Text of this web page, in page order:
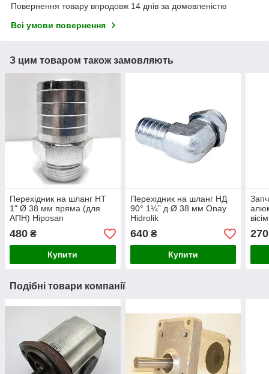
Повернення товару впродовж 14 днів за домовленістю
Всі умови повернення
З цим товаром також замовляють
Перехідник на шланг НТ
1" Ø 38 мм пряма (для
АПН) Hiposan
480 ₴
Купити
Перехідник на шланг НД
90° 1¼” д Ø 38 мм Onay
Hidrolik
640₴
Купити
270
Подібні товари компанії